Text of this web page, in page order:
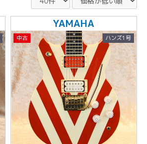
YAMAHA
中古 ハンズ1号